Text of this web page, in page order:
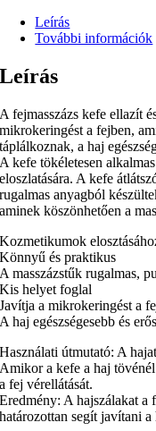
Leírás
További információk
Leírás
A fejmasszázs kefe ellazít
mikrokeringést a fejben,
táplálkoznak, a haj
A kefe tökéletesen
eloszlatására. A kefe
rugalmas anyagból
aminek köszönhetően a
Kozmetikumok
Könnyű és praktikus
A masszázstűk rugalmas,
Kis helyet foglal
Javítja a mikrokeringést a
A haj egészségesebb és
Használati útmutató: A
Amikor a kefe a haj
a fej vérellátását.
Eredmény: A hajszálakat a
határozottan segít javítani a